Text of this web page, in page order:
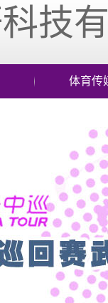
技
体育传